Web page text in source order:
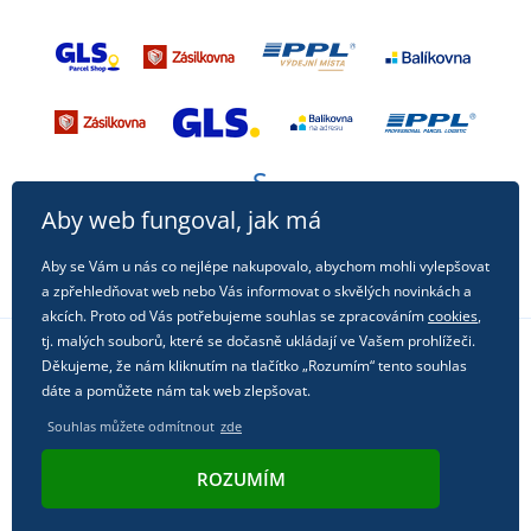
Sledujte nás na sociálních sítích
Aby web fungoval, jak má
Aby se Vám u nás co nejlépe nakupovalo, abychom mohli vylepšovat
a zpřehledňovat web nebo Vás informovat o skvělých novinkách a
akcích. Proto od Vás potřebujeme souhlas se zpracovánímcookies,
tj. malých souborů, které se dočasně ukládají ve Vašem prohlížeči.
Děkujeme, že nám kliknutím na tlačítko „Rozumím“ tento souhlas
dáte a pomůžete nám tak web zlepšovat.
Souhlas můžete odmítnout zde
ROZUMÍM